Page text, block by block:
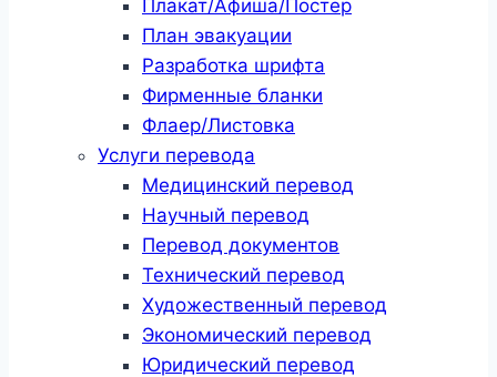
Плакат/Афиша/Постер
План эвакуации
Разработка шрифта
Фирменные бланки
Флаер/Листовка
Услуги перевода
Медицинский перевод
Научный перевод
Перевод документов
Технический перевод
Художественный перевод
Экономический перевод
Юридический перевод